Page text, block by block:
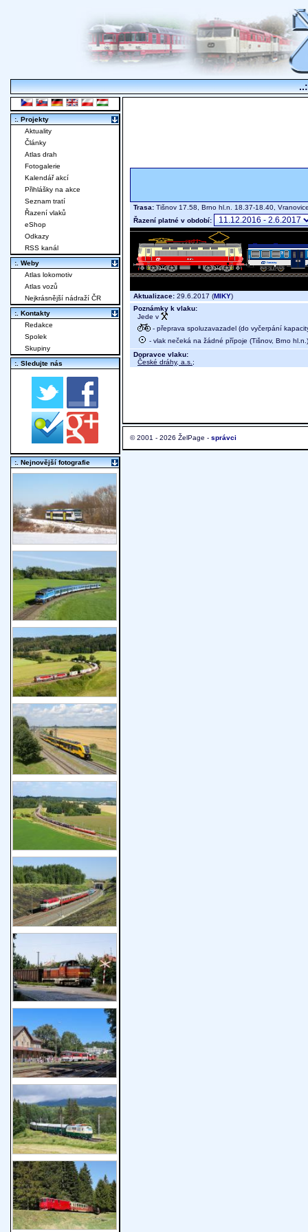
Trasa: Tišnov 17.58, Brno hl.n. 18.37-18.40,
Řazení platné v období:
Aktualizace: 29.6.2017 (MIKY)
Poznámky k vlaku:
Jede v
- přeprava spoluzavazadel (do vyčerpání
- vlak nečeká na žádné přípoje (Tišnov, Brno hl.n.)
Dopravce vlaku:
České dráhy, a.s. ;
© 2001 - 2026 ŽelPage - správci
:. Projekty
Aktuality
Články
Atlas drah
Fotogalerie
Kalendář akcí
Přihlášky na akce
Seznam tratí
Řazení vlaků
eShop
Odkazy
RSS kanál
:. Weby
Atlas lokomotiv
Atlas vozů
Nejkrásnější nádraží ČR
:. Kontakty
Redakce
Spolek
Skupiny
:. Sledujte nás
:. Nejnovější fotografie